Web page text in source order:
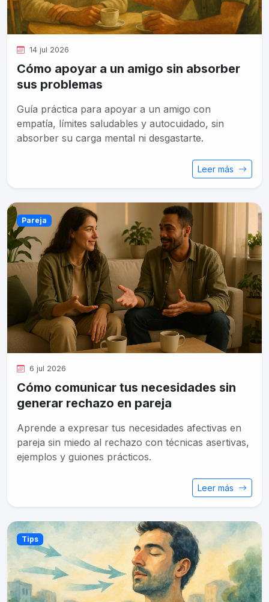
14 jul 2026
Cómo apoyar a un amigo sin absorber
sus problemas
Guía práctica para apoyar a un amigo con
empatía, límites saludables y autocuidado, sin
absorber su carga mental ni desgastarte.
Leer más
Pareja
6 jul 2026
Cómo comunicar tus necesidades sin
generar rechazo en pareja
Aprende a expresar tus necesidades afectivas en
pareja sin miedo al rechazo con técnicas asertivas,
ejemplos y guiones prácticos.
Leer más
Tips